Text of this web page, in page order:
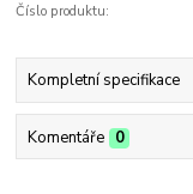
Číslo produktu:
Kompletní specifikace
Komentáře 0